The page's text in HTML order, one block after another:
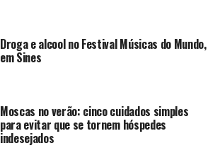
Droga e alcool no Festival Músicas do Mundo,
em Sines
Moscas no verão: cinco cuidados simples
para evitar que se tornem hóspedes
indesejados